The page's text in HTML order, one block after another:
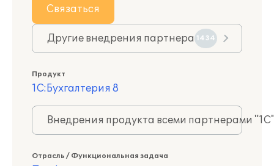
Связаться
Другие внедрения партнера 1434
Продукт
1С:Бухгалтерия 8
Внедрения продукта всеми партнерами
Отрасль / Функциональная задача